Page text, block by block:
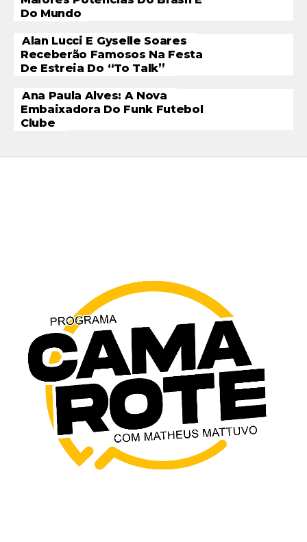
Do Mundo
Alan Lucci E Gyselle Soares
Receberão Famosos Na Festa
De Estreia Do “To Talk”
Ana Paula Alves: A Nova
Embaixadora Do Funk Futebol
Clube